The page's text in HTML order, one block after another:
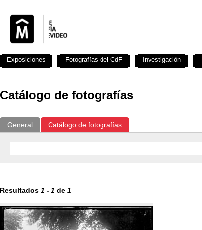
Catálogo de fotografías
General Catálogo de fotografías
Resultados 1 - 1 de 1
Exposiciones Fotografías del CdF Investigación